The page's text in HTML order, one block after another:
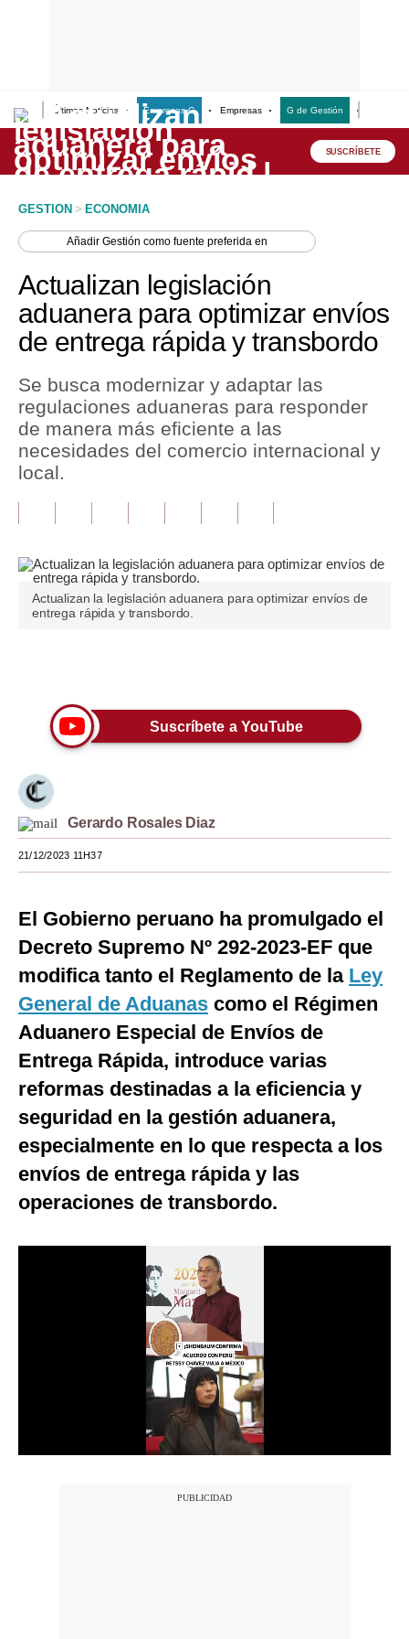
Últimas Noticias Empresas G Empresas G de Gestión
Lo último
Peru Quiosco
Economía
Mercados
Política
Finanzas Personales
Tendencias
Lujo
Viajes
Mundo
EEUU
España
Internacional
Club del Suscriptor
Mix
G de Gestión
Notas Contratadas
SUSCRÍBETE
GESTION > ECONOMIA
AñadirGestión como fuente preferida en
Actualizan legislación
aduanera para optimizar envíos
de entrega rápida y transbordo
Se busca modernizar y adaptar las
regulaciones aduaneras para responder
de manera más eficiente a las
necesidades del comercio internacional y
local.
Actualizan la legislación aduanera para optimizar envíos de
entrega rápida y transbordo.
Suscríbete a YouTube
Gerardo Rosales Diaz
21/12/2023 11H37
El Gobierno peruano ha promulgado el
Decreto Supremo Nº 292-2023-EF que
modifica tanto el Reglamento de la Ley
General de Aduanas como el Régimen
Aduanero Especial de Envíos de
Entrega Rápida, introduce varias
reformas destinadas a la eficiencia y
seguridad en la gestión aduanera,
especialmente en lo que respecta a los
envíos de entrega rápida y las
operaciones de transbordo.